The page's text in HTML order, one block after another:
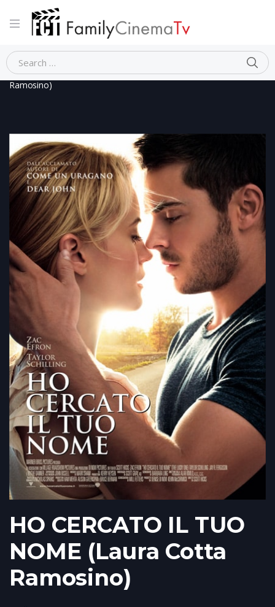
Home Dramma
HO CERCATO IL TUO NOME (Laura Cotta
Ramosino)
HO CERCATO IL TUO
NOME (Laura Cotta
Ramosino)